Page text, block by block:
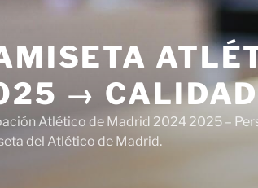
→
Atlético de Madrid 2024 2025 –
del Atlético de Madrid.